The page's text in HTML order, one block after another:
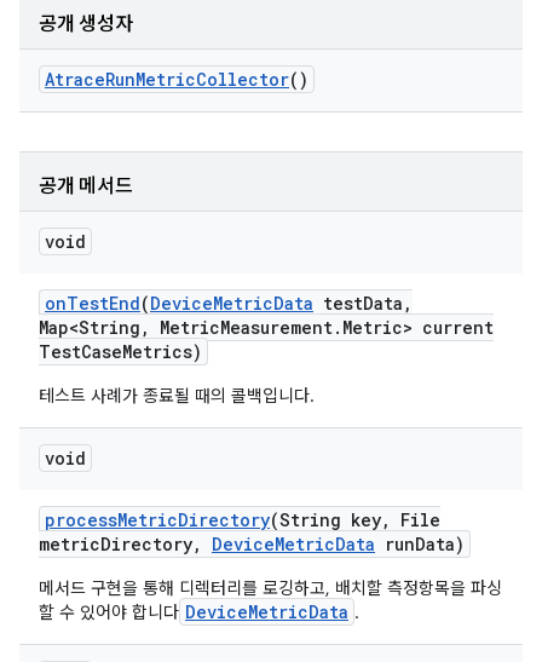
공개 생성자
AtraceRunMetricCollector()
공개 메서드
void
onTestEnd(DeviceMetricData testData ,
Map<String , MetricMeasurement. Metric> current
TestCaseMetrics)
테스트 사례가 종료될 때의 콜백입니다.
void
processMetricDirectory(String key,
File
metricDirectory, DeviceMetricData runData)
메서드 구현을 통해 디렉터리를 로깅하고, 배치할 측정항목을 파싱
할 수 있어야 합니다 DeviceMetricData .